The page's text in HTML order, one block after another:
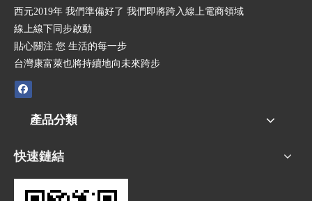
西元2019年 我們準備好了 我們即將跨入線上電商領域
線上線下同步啟動
貼心關注 您 生活的每一步
台灣康富萊也將持續地向未來跨步
產品分類
快速鏈結